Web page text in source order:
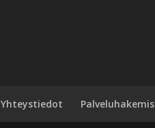
Yhteystiedot